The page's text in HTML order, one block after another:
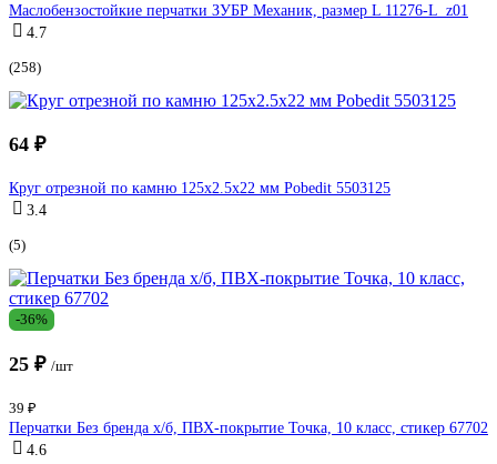
Маслобензостойкие перчатки ЗУБР Механик, размер L 11276-L_z01
4.7
(258)
64 ₽
Круг отрезной по камню 125x2.5x22 мм Pobedit 5503125
3.4
(5)
-36%
25 ₽ /шт
39 ₽
Перчатки Без бренда х/б, ПВХ-покрытие Точка, 10 класс, стикер 67702
4.6